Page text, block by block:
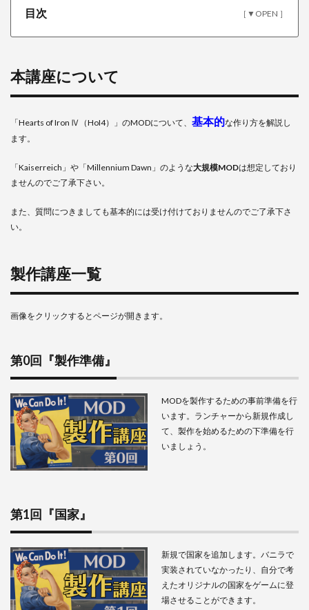
目次
つい
て
製作
一覧
2.1
第0回
備』
『国
家』
第2回
官/閣僚/設
計社/軍需
産業組織/
国民精神』
｜
Ver1.14.10
『従
属
国』
2.6
第5回
『イ
ベン
ト』
本講座について
「Hearts of Iron Ⅳ（HoI4）」のMODについて、 基本的な作り方を解説し
ます。
「Kaiserreich」や「Millennium Dawn」のような大規模MODは想定しており
ませんのでご了承下さい。
また、質問につきましても基本的には受け付けておりませんのでご了承下さ
い。
製作講座一覧
画像をクリックするとページが開きます。
第0回『製作準備』
MODを製作するための事前準備を行
います。ランチャーから新規作成し
て、製作を始めるための下準備を行
いましょう。
第1回『国家』
新規で国家を追加します。バニラで
実装されていなかったり、自分で考
えたオリジナルの国家をゲームに登
場させることができます。